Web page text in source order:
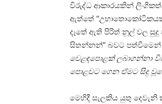
විරුද්ධ ආකාරයකින්
ඇත්තේ
දෑතේ ඇති පිරිත් නූල් වල
සිතන්නන්” බවට පත්වීමෙන්
වෙළඳපොළක් ලබාගන්නා
පොළවට ගෙන ඒමට සිදු
මෙහිදී සැලකිය යුතු